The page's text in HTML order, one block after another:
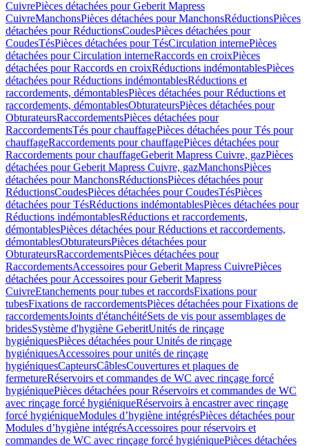
CuivrePièces détachées pour Geberit Mapress
CuivreManchonsPièces détachées pour ManchonsRéductionsPièces
détachées pour RéductionsCoudesPièces détachées pour
CoudesTésPièces détachées pour TésCirculation internePièces
détachées pour Circulation interneRaccords en croixPièces
détachées pour Raccords en croixRéductions indémontablesPièces
détachées pour Réductions indémontablesRéductions et
raccordements, démontablesPièces détachées pour Réductions et
raccordements, démontablesObturateursPièces détachées pour
ObturateursRaccordementsPièces détachées pour
RaccordementsTés pour chauffagePièces détachées pour Tés pour
chauffageRaccordements pour chauffagePièces détachées pour
Raccordements pour chauffageGeberit Mapress Cuivre, gazPièces
détachées pour Geberit Mapress Cuivre, gazManchonsPièces
détachées pour ManchonsRéductionsPièces détachées pour
RéductionsCoudesPièces détachées pour CoudesTésPièces
détachées pour TésRéductions indémontablesPièces détachées pour
Réductions indémontablesRéductions et raccordements,
démontablesPièces détachées pour Réductions et raccordements,
démontablesObturateursPièces détachées pour
ObturateursRaccordementsPièces détachées pour
RaccordementsAccessoires pour Geberit Mapress CuivrePièces
détachées pour Accessoires pour Geberit Mapress
CuivreEtanchements pour tubes et raccordsFixations pour
tubesFixations de raccordementsPièces détachées pour Fixations de
raccordementsJoints d'étanchéitéSets de vis pour assemblages de
bridesSystème d'hygiène GeberitUnités de rinçage
hygiéniquesPièces détachées pour Unités de rinçage
hygiéniquesAccessoires pour unités de rinçage
hygiéniquesCapteursCâblesCouvertures et plaques de
fermetureRéservoirs et commandes de WC avec rinçage forcé
hygiéniquePièces détachées pour Réservoirs et commandes de WC
avec rinçage forcé hygiéniqueRéservoirs à encastrer avec rinçage
forcé hygiéniqueModules d’hygiène intégrésPièces détachées pour
Modules d’hygiène intégrésAccessoires pour réservoirs et
commandes de WC avec rinçage forcé hygiéniquePièces détachées